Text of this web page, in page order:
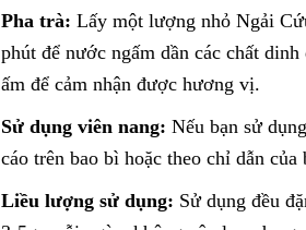
Pha trà: Lấy một lượng nhỏ Ngải
phút để nước ngấm dần các chất
ấm để cảm nhận được hương vị.
Sử dụng viên nang: Nếu bạn sử
cáo trên bao bì hoặc theo chỉ dẫn
Liều lượng sử dụng: Sử dụng đều